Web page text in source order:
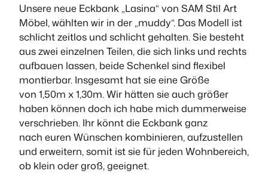
Unsere neue Eckbank „Lasina“ von SAM Stil Art
Möbel, wählten wir in der „muddy“. Das Modell ist
schlicht zeitlos und schlicht gehalten. Sie besteht
aus zwei einzelnen Teilen, die sich links und rechts
aufbauen lassen, beide Schenkel sind flexibel
montierbar. Insgesamt hat sie eine Größe
von 1,50m x 1,30m. Wir hätten sie auch größer
haben können doch ich habe mich dummerweise
verschrieben. Ihr könnt die Eckbank ganz
nach euren Wünschen kombinieren, aufzustellen
und erweitern, somit ist sie für jeden Wohnbereich,
ob klein oder groß, geeignet.